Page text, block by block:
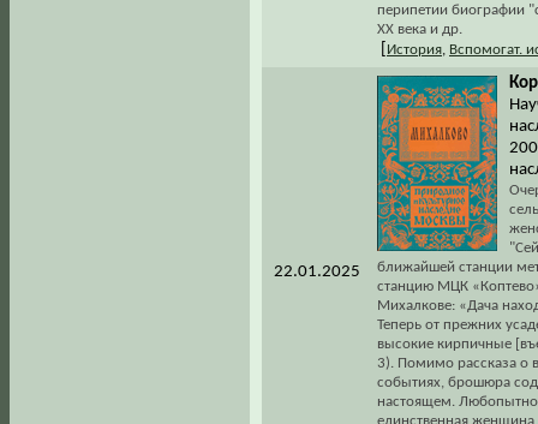
перипетии биографии
XX века и др.
История, Вспомогат.
22.01.2025
ближайшей станции
станцию МЦК
Михалкове: «Дача
Теперь от прежних
высокие кирпичные
3). Помимо рассказа о
событиях, брошюра
настоящем.